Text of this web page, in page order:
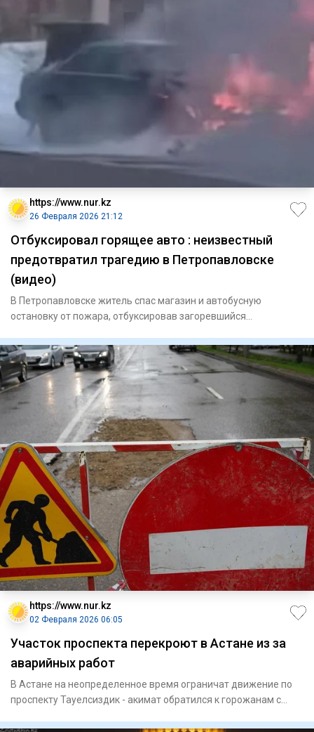
https://www.nur.kz
26 Февраля 2026 21:12
Отбуксировал горящее авто : неизвестный
предотвратил трагедию в Петропавловске
(видео)
В Петропавловске житель спас магазин и автобусную
остановку от пожара, отбуксировав загоревшийся
https://www.nur.kz
02 Февраля 2026 06:05
Участок проспекта перекроют в Астане из за
аварийных работ
В Астане на неопределенное время ограничат движение по
проспекту Тауелсиздик - акимат обратился к горожанам с